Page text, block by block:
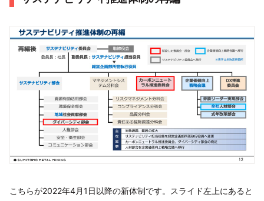
こちらが2022年4月1日以降の新体制です。スライド左上にあると